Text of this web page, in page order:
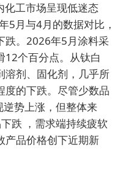
工市场呈现低迷态
5月与4月的数据对比，
跌。2026年5月涂料采
12个百分点。从钛白
溶剂、固化剂，几乎所
度的下跌。尽管少数品
势上涨，但整体来
跌 ，需求端持续疲软
产品价格创下近期新